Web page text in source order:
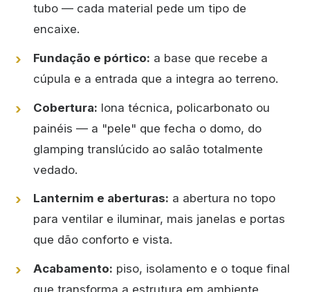
tubo — cada material pede um tipo de
encaixe.
Fundação e pórtico: a base que recebe a
cúpula e a entrada que a integra ao terreno.
Cobertura: lona técnica, policarbonato ou
painéis — a "pele" que fecha o domo, do
glamping translúcido ao salão totalmente
vedado.
Lanternim e aberturas: a abertura no topo
para ventilar e iluminar, mais janelas e portas
que dão conforto e vista.
Acabamento: piso, isolamento e o toque final